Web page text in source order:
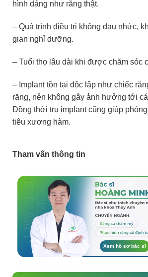
hình dáng như răng thật.
– Quá trình điều trị không đau nhức,
gian nghỉ dưỡng.
– Tuổi thọ lâu dài khi được chăm sóc
– Implant tồn tại độc lập như chiếc
răng, nên không gây ảnh hưởng tới
Đồng thời trụ implant cũng giúp
tiêu xương hàm.
Tham vấn thông tin
Xem hồ sơ bác sĩ